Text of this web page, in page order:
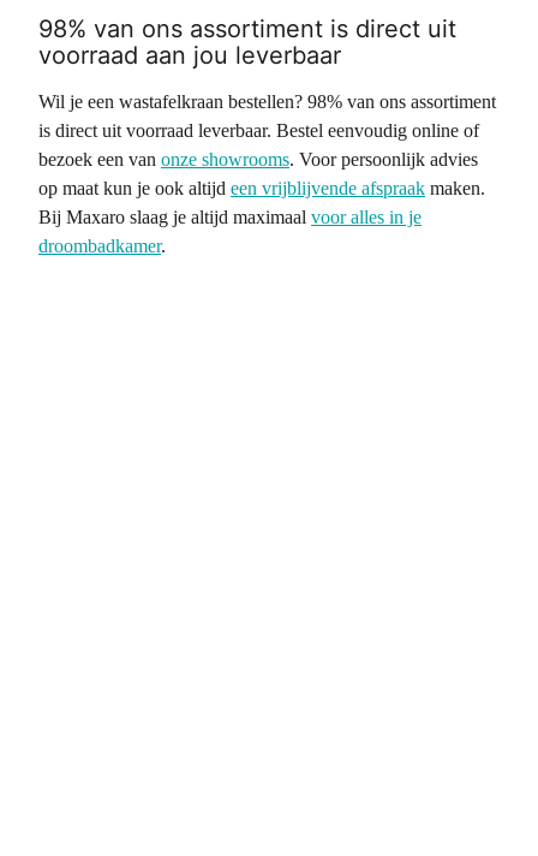
98% van ons assortiment is direct uit
voorraad aan jou leverbaar
Wil je een wastafelkraan bestellen? 98% van ons assortiment
is direct uit voorraad leverbaar. Bestel eenvoudig online of
bezoek een van onze showrooms. Voor persoonlijk advies
op maat kun je ook altijd een vrijblijvende afspraak maken.
Bij Maxaro slaag je altijd maximaal voor alles in je
droombadkamer.